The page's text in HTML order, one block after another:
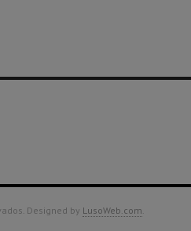
Designed by LusoWeb.com.